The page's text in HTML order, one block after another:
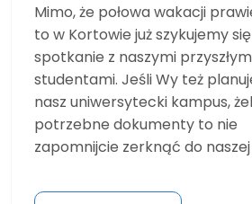
Mimo, że połowa wakacji
to w Kortowie już szykujemy
spotkanie z naszymi
studentami. Jeśli Wy też
nasz uniwersytecki kampus,
potrzebne dokumenty to nie
zapomnijcie zerknąć do naszej